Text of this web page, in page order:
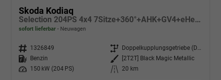
Skoda Kodiaq
Selection 204PS 4x4 7Sitze+360°+AHK+GV4+eHeck+Winter+Parklenk
sofort lieferbar Neuwagen
Fahrzeugnr. 1326849 Getriebe
Doppelkupplungsgetriebe (DSG)
Kraftstoff
Benzin Außenfarbe
[2T2T] Black Magic Metallic
Leistung
150 kW (204 PS) Kilometerstand 20 km